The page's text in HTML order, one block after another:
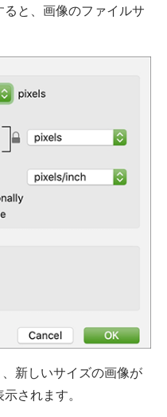
と、画像のファイルサ
新しいサイズの画像が
されます。